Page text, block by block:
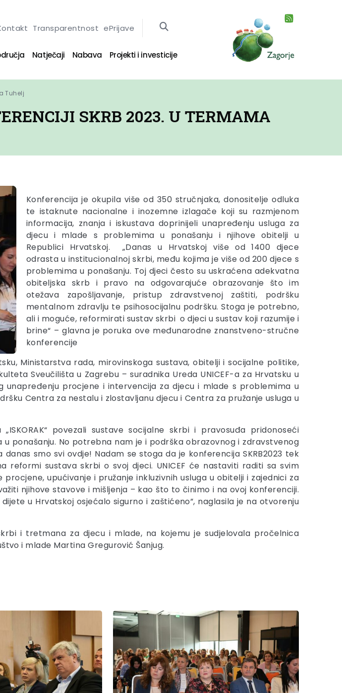
Transparentnost ePrijave
Natječaji Nabava Projekti i investicije
Tuhelj
SKRB 2023. U TERMAMA
Konferencija je okupila više od 350 stručnjaka, donositelje odluka
te istaknute nacionalne i inozemne izlagače koji su razmjenom
informacija, znanja i iskustava doprinijeli unapređenju usluga za
djecu i mlade s problemima u ponašanju i njihove obitelji u
Republici Hrvatskoj. „Danas u Hrvatskoj više od 1400 djece
odrasta u institucionalnoj skrbi, među kojima je više od 200 djece s
problemima u ponašanju. Toj djeci često su uskraćena adekvatna
obiteljska skrb i pravo na odgovarajuće obrazovanje što im
otežava zapošljavanje, pristup zdravstvenoj zaštiti, podršku
mentalnom zdravlju te psihosocijalnu podršku. Stoga je potrebno,
ali i moguće, reformirati sustav skrbi o djeci u sustav koji razumije i
brine“ – glavna je poruka ove međunarodne znanstveno-stručne
konferencije
Ministarstva rada, mirovinskoga sustava, obitelji i socijalne politike,
Sveučilišta u Zagrebu – suradnika Ureda UNICEF-a za Hrvatsku u
unapređenju procjene i intervencija za djecu i mlade s problemima u
Centra za nestalu i zlostavljanu djecu i Centra za pružanje usluga u
povezali sustave socijalne skrbi i pravosuđa pridonoseći
ponašanju. No potrebna nam je i podrška obrazovnog i zdravstvenog
smo svi ovdje! Nadam se stoga da je konferencija SKRB2023 tek
sustava skrbi o svoj djeci. UNICEF će nastaviti raditi sa svim
upućivanje i pružanje inkluzivnih usluga u obitelji i zajednici za
njihove stavove i mišljenja – kao što to činimo i na ovoj konferenciji.
u Hrvatskoj osjećalo sigurno i zaštićeno”, naglasila je na otvorenju
i tretmana za djecu i mlade, na kojemu je sudjelovala pročelnica
i mlade Martina Gregurović Šanjug.